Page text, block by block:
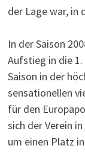
der Lage war, in
In der Saison
Aufstieg in die
Saison in der
sensationellen
für den
sich der Verein
um einen Platz